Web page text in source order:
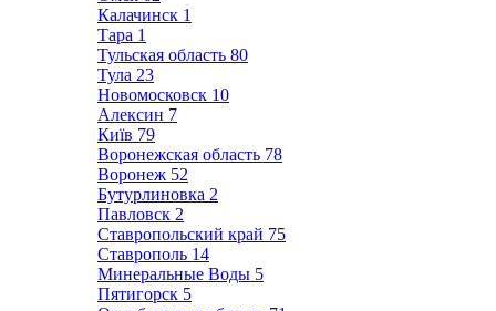
Калачинск 1
Тара 1
Тульская область 80
Тула 23
Новомосковск 10
Алексин 7
Київ 79
Воронежская область 78
Воронеж 52
Бутурлиновка 2
Павловск 2
Ставропольский край 75
Ставрополь 14
Минеральные Воды 5
Пятигорск 5